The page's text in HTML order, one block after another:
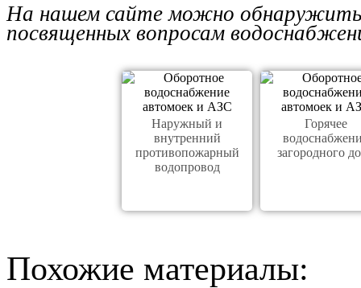
На нашем сайте можно обнаружить
посвященных вопросам
Наружный и
внутренний
противопожарный
водопровод
Горячее
загородного
Похожие материалы: